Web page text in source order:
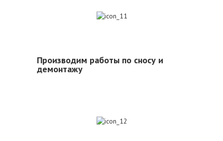
Производим работы по сносу и
демонтажу